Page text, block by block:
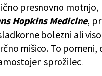
presnovno
Hopkins Medicine,
bolezni ali
mišico. To
sprožilec.